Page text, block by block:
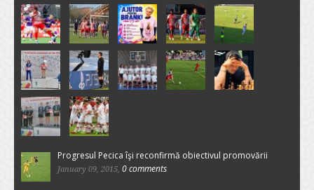
Progresul Pecica îşi reconfirmă obiectivul promovării
January 09, 2015, 0 comments